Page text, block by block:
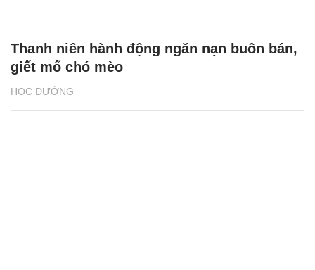
HỌC ĐƯỜNG
Thanh niên hành động ngăn nạn buôn bán,
giết mổ chó mèo